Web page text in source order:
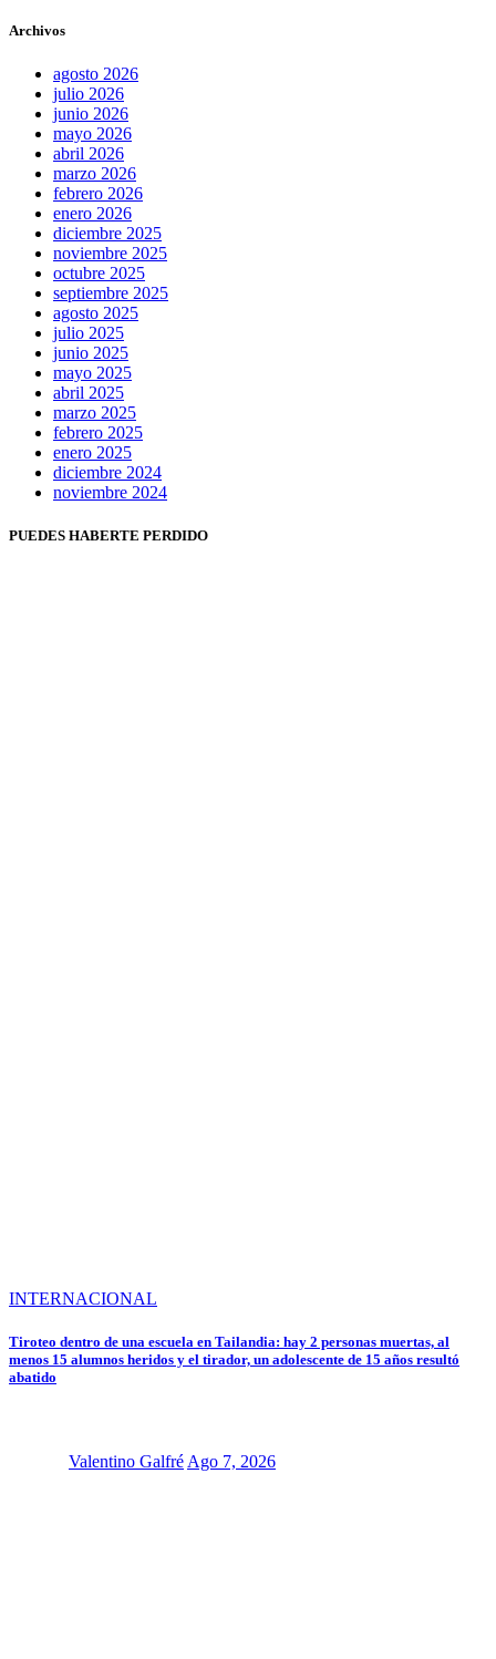
Archivos
agosto 2026
julio 2026
junio 2026
mayo 2026
abril 2026
marzo 2026
febrero 2026
enero 2026
diciembre 2025
noviembre 2025
octubre 2025
septiembre 2025
agosto 2025
julio 2025
junio 2025
mayo 2025
abril 2025
marzo 2025
febrero 2025
enero 2025
diciembre 2024
noviembre 2024
PUEDES HABERTE PERDIDO
INTERNACIONAL
Tiroteo dentro de una escuela en Tailandia: hay 2 personas muertas, al
menos 15 alumnos heridos y el tirador, un adolescente de 15 años resultó
abatido
Valentino Galfré Ago 7, 2026